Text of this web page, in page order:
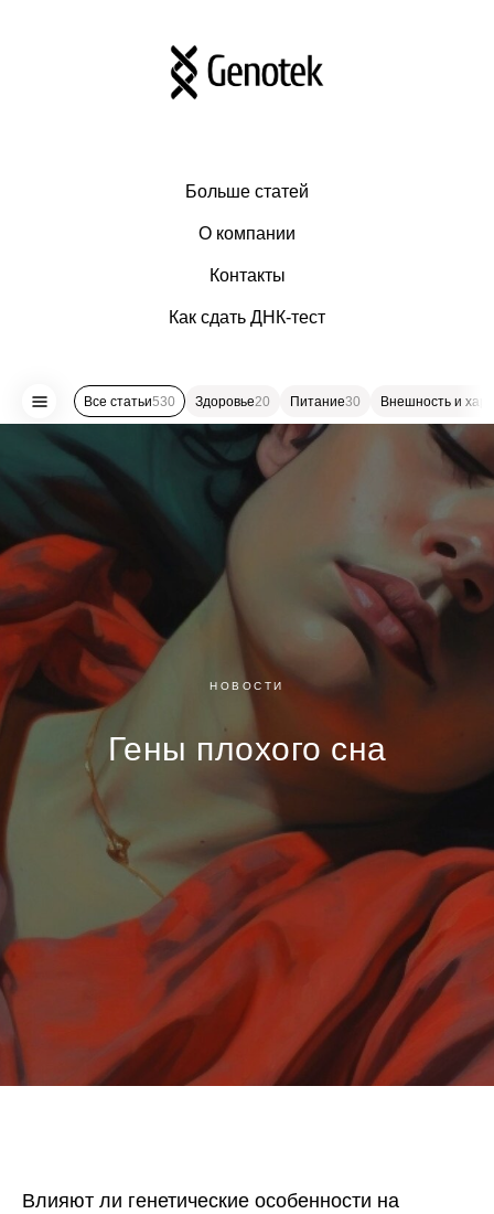
Больше статей
О компании
Контакты
Как сдать ДНК-тест
Все статьи530 Здоровье20 Питание30 Внешность и
НОВОСТИ
Гены плохого сна
Влияют ли генетические особенности на